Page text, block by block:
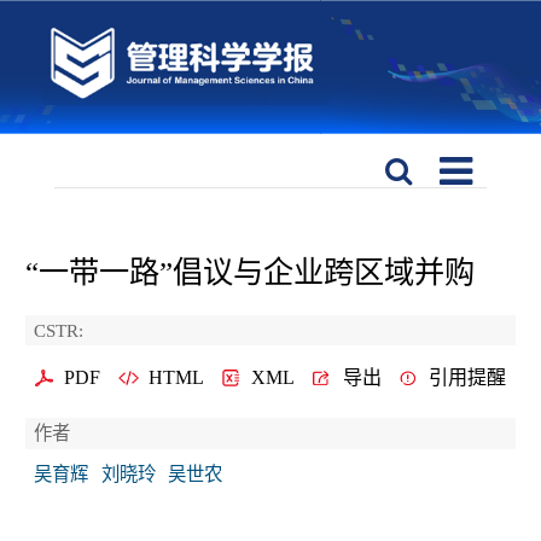
“一带一路”倡议与企业跨区域并购
CSTR:
PDF HTML XML 导出 引用提醒
作者
吴育辉
刘晓玲 吴世农